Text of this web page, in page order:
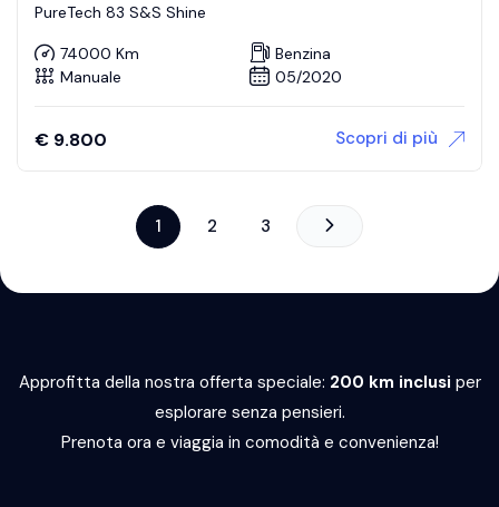
PureTech 83 S&S Shine
74000 Km
Benzina
Manuale
05/2020
€ 9.800 Scopri di più
1 2 3
Approfitta della nostra offerta speciale: 200 km inclusi per
esplorare senza pensieri.
Prenota ora e viaggia in comodità e convenienza!